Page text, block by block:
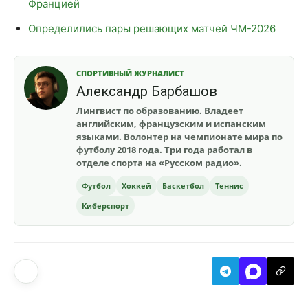
Францией
Определились пары решающих матчей ЧМ-2026
СПОРТИВНЫЙ ЖУРНАЛИСТ
Александр Барбашов
Лингвист по образованию. Владеет
английским, французским и испанским
языками. Волонтер на чемпионате мира по
футболу 2018 года. Три года работал в
отделе спорта на «Русском радио».
Футбол Хоккей Баскетбол
Теннис
Киберспорт